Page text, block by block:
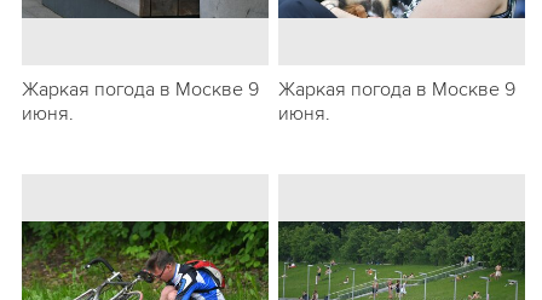
Жаркая погода в Москве 9
июня.
Жаркая погода в Москве 9
июня.